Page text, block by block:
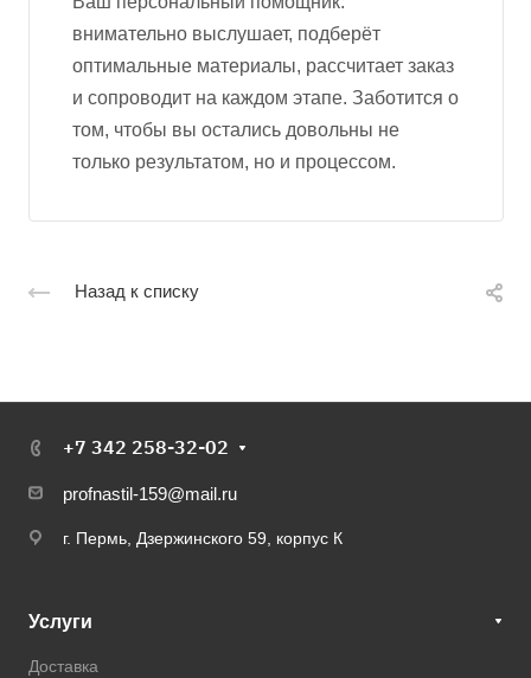
внимательно выслушает, подберёт
оптимальные материалы, рассчитает заказ
и сопроводит на каждом этапе. Заботится о
том, чтобы вы остались довольны не
только результатом, но и процессом.
Назад к списку
+7 342 258-32-02
profnastil-159@mail.ru
г. Пермь, Дзержинского 59, корпус К
Услуги
Доставка